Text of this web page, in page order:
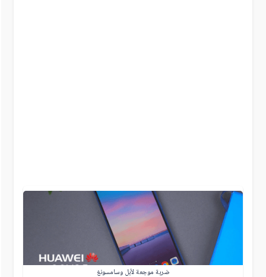
ضربة موجعة لأبل وسامسونغ